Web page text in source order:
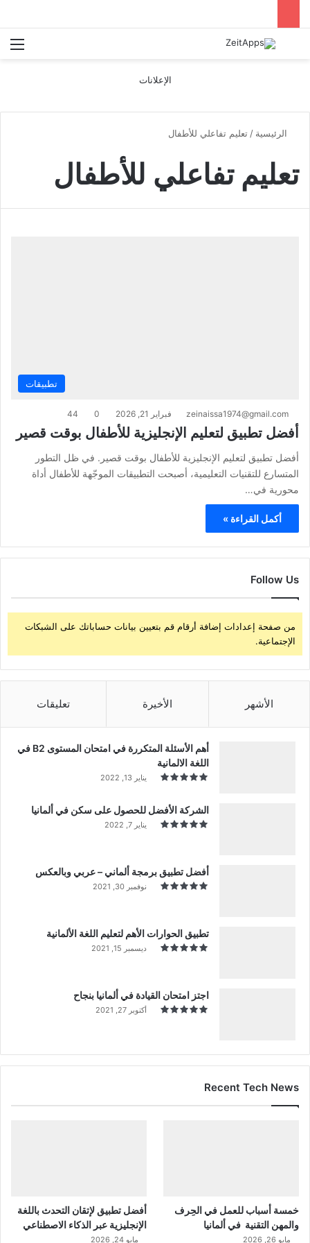
بحث عن
الإعلانات
الرئيسية / تعليم تفاعلي للأطفال
تعليم تفاعلي للأطفال
تطبيقات
zeinaissa1974@gmail.com فبراير 21, 2026 0
44
أفضل تطبيق لتعليم الإنجليزية للأطفال بوقت قصير
أفضل تطبيق لتعليم الإنجليزية للأطفال بوقت قصير. في ظل التطور
المتسارع للتقنيات التعليمية، أصبحت التطبيقات الموجّهة للأطفال أداة
محورية في…
أكمل القراءة »
Follow Us
من صفحة إعدادات إضافة أرقام قم بتعيين بيانات حساباتك على الشبكات
الإجتماعية.
الأشهر الأخيرة تعليقات
أهم الأسئلة المتكررة في امتحان المستوى B2 في
اللغة الالمانية
يناير 13, 2022
الشركة الأفضل للحصول على سكن في ألمانيا
يناير 7, 2022
أفضل تطبيق برمجة ألماني – عربي وبالعكس
نوفمبر 30, 2021
تطبيق الحوارات الأهم لتعليم اللغة الألمانية
ديسمبر 15, 2021
اجتز امتحان القيادة في ألمانيا بنجاح
أكتوبر 27, 2021
Recent Tech News
خمسة أسباب للعمل في الحِرف
والمهن التقنية في ألمانيا
مايو 26, 2026
أفضل تطبيق لإتقان التحدث باللغة
الإنجليزية عبر الذكاء الاصطناعي
مايو 24, 2026